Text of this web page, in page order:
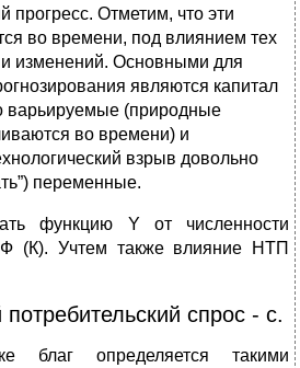
прогресс. Отметим, что эти
во времени, под влиянием тех
изменений. Основными для
являются капитал
варьируемые (природные
во времени) и
взрыв довольно
переменные.
функцию Y от численности
(К). Учтем также влияние НТП
спрос - с.
благ определяется такими